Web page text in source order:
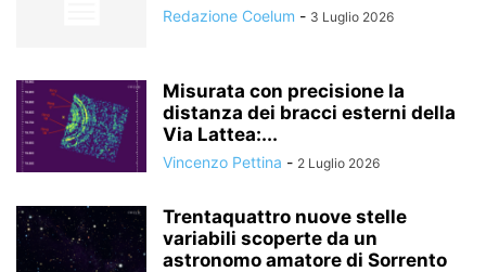
Redazione Coelum - 3 Luglio 2026
Misurata con precisione la
distanza dei bracci esterni della
Via Lattea:...
Vincenzo Pettina - 2 Luglio 2026
Trentaquattro nuove stelle
variabili scoperte da un
astronomo amatore di Sorrento